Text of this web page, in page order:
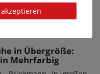
in Übergröße:
Mehrfarbig